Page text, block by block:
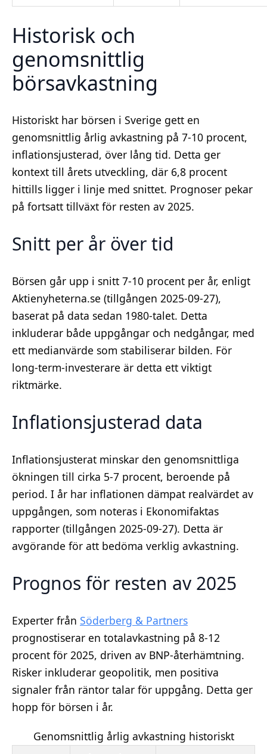
Historisk och
genomsnittlig
börsavkastning
Historiskt har börsen i Sverige gett en
genomsnittlig årlig avkastning på 7-10 procent,
inflationsjusterad, över lång tid. Detta ger
kontext till årets utveckling, där 6,8 procent
hittills ligger i linje med snittet. Prognoser pekar
på fortsatt tillväxt för resten av 2025.
Snitt per år över tid
Börsen går upp i snitt 7-10 procent per år, enligt
Aktienyheterna.se (tillgången 2025-09-27),
baserat på data sedan 1980-talet. Detta
inkluderar både uppgångar och nedgångar, med
ett medianvärde som stabiliserar bilden. För
long-term-investerare är detta ett viktigt
riktmärke.
Inflationsjusterad data
Inflationsjusterat minskar den genomsnittliga
ökningen till cirka 5-7 procent, beroende på
period. I år har inflationen dämpat realvärdet av
uppgången, som noteras i Ekonomifaktas
rapporter (tillgången 2025-09-27). Detta är
avgörande för att bedöma verklig avkastning.
Prognos för resten av 2025
Experter från Söderberg & Partners
prognostiserar en totalavkastning på 8-12
procent för 2025, driven av BNP-återhämtning.
Risker inkluderar geopolitik, men positiva
signaler från räntor talar för uppgång. Detta ger
hopp för börsen i år.
Genomsnittlig årlig avkastning historiskt